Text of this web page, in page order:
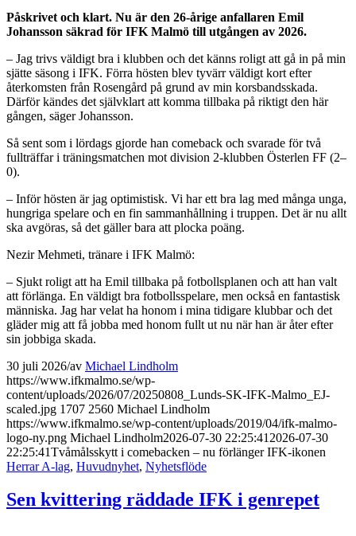
Påskrivet och klart. Nu är den 26-årige anfallaren Emil
Johansson säkrad för IFK Malmö till utgången av 2026.
– Jag trivs väldigt bra i klubben och det känns roligt att gå in på min
sjätte säsong i IFK. Förra hösten blev tyvärr väldigt kort efter
återkomsten från Rosengård på grund av min korsbandsskada.
Därför kändes det självklart att komma tillbaka på riktigt den här
gången, säger Johansson.
Så sent som i lördags gjorde han comeback och svarade för två
fullträffar i träningsmatchen mot division 2-klubben Österlen FF (2–
0).
– Inför hösten är jag optimistisk. Vi har ett bra lag med många unga,
hungriga spelare och en fin sammanhållning i truppen. Det är nu allt
ska avgöras, så det gäller bara att plocka poäng.
Nezir Mehmeti, tränare i IFK Malmö:
– Sjukt roligt att ha Emil tillbaka på fotbollsplanen och att han valt
att förlänga. En väldigt bra fotbollsspelare, men också en fantastisk
människa. Jag har velat ha honom i mina tidigare klubbar och det
gläder mig att få jobba med honom fullt ut nu när han är åter efter
sin jobbiga skada.
30 juli 2026/av Michael Lindholm
https://www.ifkmalmo.se/wp-
content/uploads/2026/07/20250808_Lunds-SK-IFK-Malmo_EJ-
scaled.jpg 1707 2560 Michael Lindholm
https://www.ifkmalmo.se/wp-content/uploads/2019/04/ifk-malmo-
logo-ny.png Michael Lindholm2026-07-30 22:25:41 2026-07-30
22:25:41Tvåmålsskytt i comebacken – nu förlänger IFK-ikonen
Herrar A-lag, Huvudnyhet, Nyhetsflöde
Sen kvittering räddade IFK i genrepet